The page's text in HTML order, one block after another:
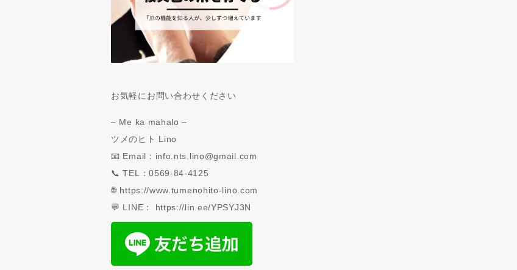
お気軽にお問い合わせください
– Me ka mahalo –
ツメのヒト Lino
📧 Email：info.nts.lino@gmail.com
📞 TEL：0569-84-4125
🌐 https://www.tumenohito-lino.com
💬 LINE： https://lin.ee/YPSYJ3N